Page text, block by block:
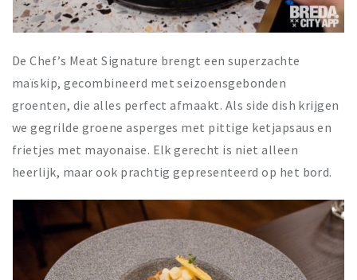
De Chef’s Meat Signature brengt een superzachte
maïskip, gecombineerd met seizoensgebonden
groenten, die alles perfect afmaakt. Als side dish krijgen
we gegrilde groene asperges met pittige ketjapsaus en
frietjes met mayonaise. Elk gerecht is niet alleen
heerlijk, maar ook prachtig gepresenteerd op het bord.